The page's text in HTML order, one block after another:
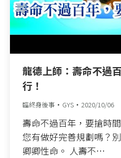
龍德上師：壽命不過
行！
臨終身後事 GYS 2020/10/06
壽命不過百年，要搶時
您有做好完善規劃嗎？
卿卿性命。 人壽不…